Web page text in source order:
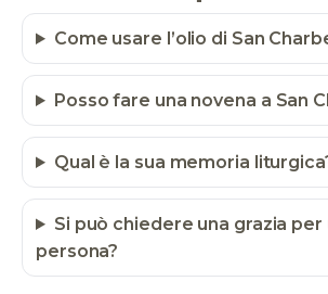
Come usare l’olio di San
Posso fare una novena a San
Qual è la sua memoria
Si può chiedere una grazia per
persona?